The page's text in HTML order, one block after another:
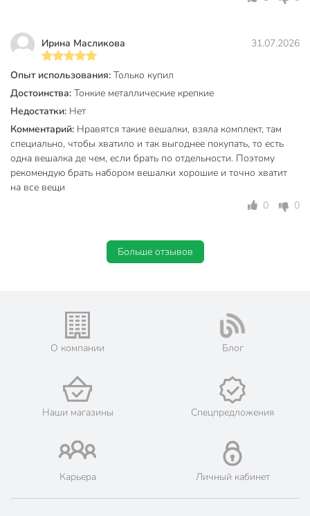
Ирина Масликова 31.07.2026
Опыт использования: Только купил
Достоинства: Тонкие металлические крепкие
Недостатки: Нет
Комментарий: Нравятся такие вешалки, взяла комплект, там
специально, чтобы хватило и так выгоднее покупать, то есть
одна вешалка де чем, если брать по отдельности. Поэтому
рекомендую брать набором вешалки хорошие и точно хватит
на все вещи
0
0
Больше отзывов
О компании Блог
Наши магазины Спецпредложения
Карьера Личный кабинет